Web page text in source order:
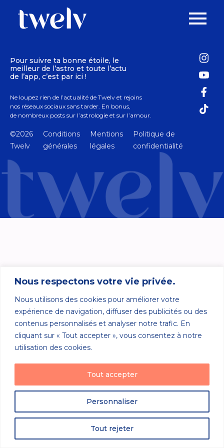
Nous respectons votre vie privée.
Nous utilisons des cookies pour améliorer votre
expérience de navigation, diffuser des publicités ou des
contenus personnalisés et analyser notre trafic. En
cliquant sur « Tout accepter », vous consentez à notre
utilisation des cookies.
Personnaliser
Tout rejeter
Tout accepter
Pour suivre ta bonne étoile, le
meilleur de l’astro et toute l’actu
de l’app, c’est par ici !
Ne loupez rien de l’actualité de Twelv et rejoins
nos réseaux sociaux sans tarder. En bonus,
de nombreux posts sur l’astrologie et sur l’amour.
©2026
Twelv
Conditions
générales
Mentions
légales
Politique de
confidentialité